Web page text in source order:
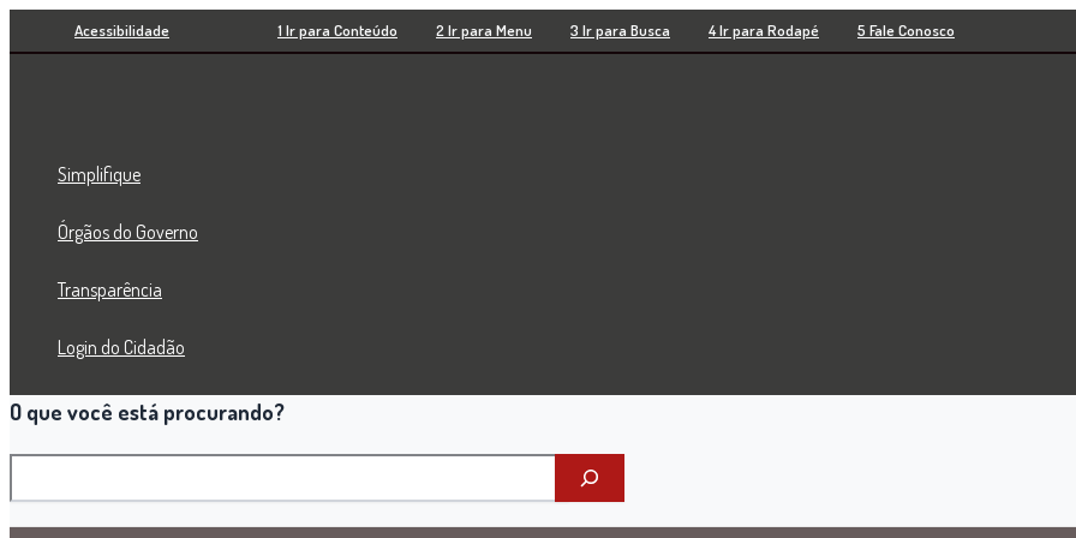
Ir
para
Acessibilidade 1 Ir para Conteúdo 2 Ir para Menu 3 Ir para Busca 4 Ir para Rodapé 5 Fale Conosco
Simplifique
Órgãos do Governo
Transparência
Login do Cidadão
O que você está procurando?
Pesquisar